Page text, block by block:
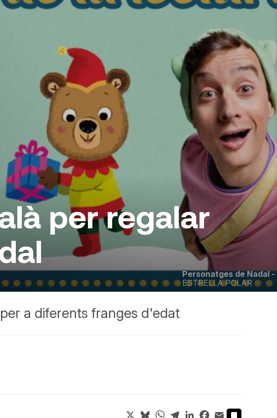
Personatges de Nadal -
ESTRELLA POLAR
per regalar
a diferents franges d'edat
X BlueskyWhatsApp
TelegramLinkedInFacebook
Email